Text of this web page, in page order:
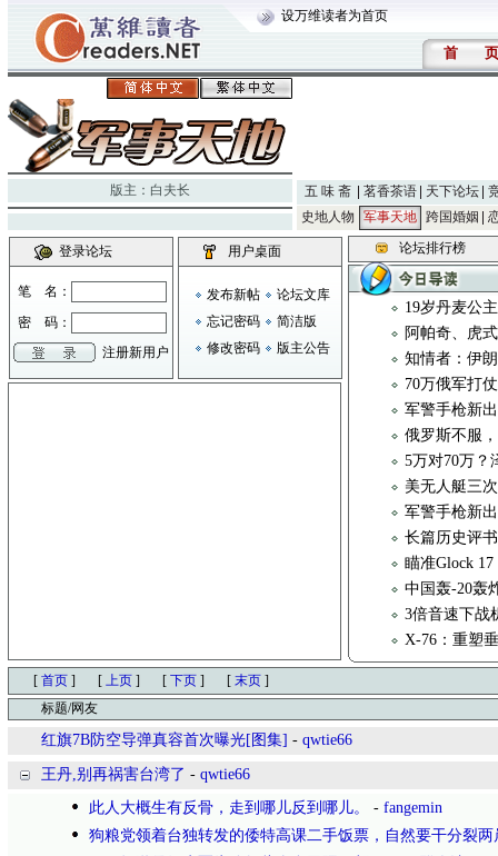
设万维读者为首页
首 页
版主： 白夫长 五 味 斋 茗香茶语 天下论坛
史地人物
军事天地 跨国婚姻
登录论坛
笔 名：
密 码：
注册新用户
用户桌面
发布新帖
论坛文库
忘记密码
简洁版
修改密码
版主公告
论坛排行榜
19岁丹麦公
阿帕奇、虎
知情者：伊
70万俄军打
军警手枪新
俄罗斯不服
5万对70万？
美无人艇三
军警手枪新
长篇历史评
瞄准Glock 17
中国轰-20轰
3倍音速下战
X-76：重塑
[ 首页 ] [ 上页 ] [ 下页 ] [ 末页 ]
标题/网友
红旗7B防空导弹真容首次曝光[图集] - qwtie66
王丹,别再祸害台湾了 - qwtie66
此人大概生有反骨，走到哪儿反到哪儿。
- fangemin
狗粮党领着台独转发的倭特高课二手饭票，自然要干分裂两